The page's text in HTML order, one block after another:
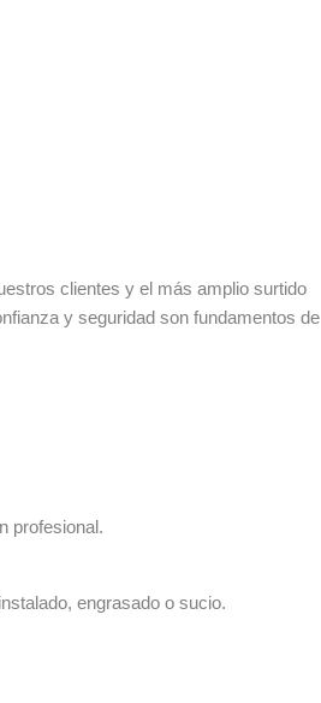
clientes y el más amplio surtido
y seguridad son fundamentos de
profesional.
engrasado o sucio.